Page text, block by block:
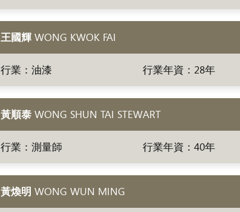
王國輝 WONG KWOK FAI
行業：油漆 行業年資：28年
黃順泰 WONG SHUN TAI STEWART
行業：測量師 行業年資：40年
黃煥明 WONG WUN MING